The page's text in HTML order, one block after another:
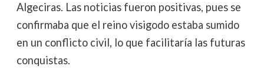
Algeciras. Las noticias fueron positivas, pues se
confirmaba que el reino visigodo estaba sumido
en un conflicto civil, lo que facilitaría las futuras
conquistas.